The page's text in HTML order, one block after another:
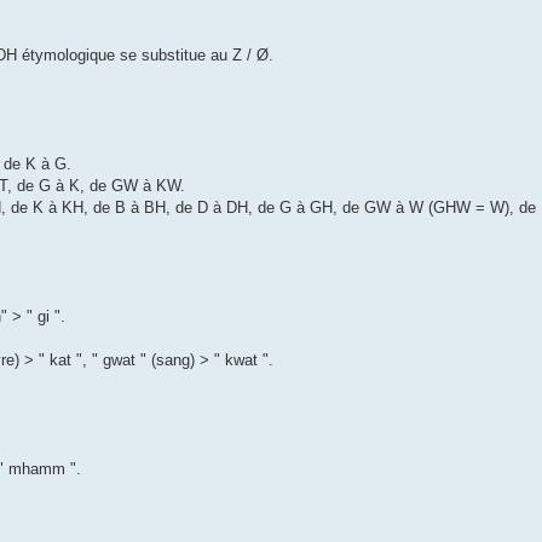
étymologique se substitue au Z / Ø.
K à G.
de G à K, de GW à KW.
K à KH, de B à BH, de D à DH, de G à GH, de GW à W (GHW = W), de
> " gi ".
> " kat ", " gwat " (sang) > " kwat ".
".